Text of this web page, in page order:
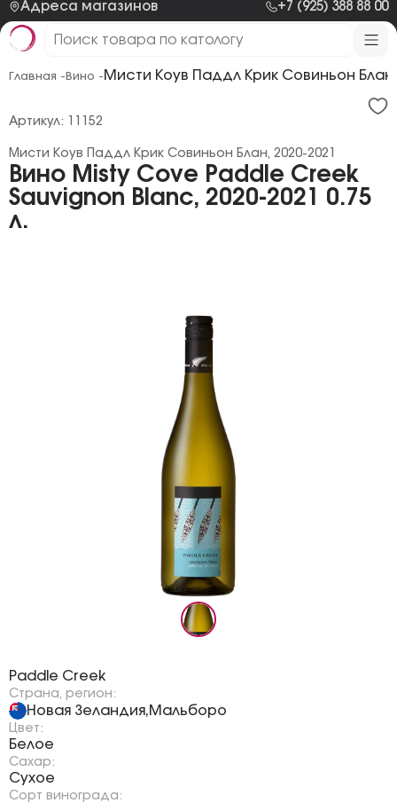
Адреса магазинов +7 (925) 388 88 00
Главная - Вино - Мисти Коув Паддл Крик Совиньон Блан,
Вино Misty Cove Paddle Creek
Sauvignon Blanc, 2020-2021 0.75
л.
Мисти Коув Паддл Крик Совиньон Блан, 2020-2021
Артикул: 11152
Paddle Creek
Страна, регион:
Новая Зеландия,Мальборо
Цвет:
Белое
Сахар:
Сухое
Сорт винограда: